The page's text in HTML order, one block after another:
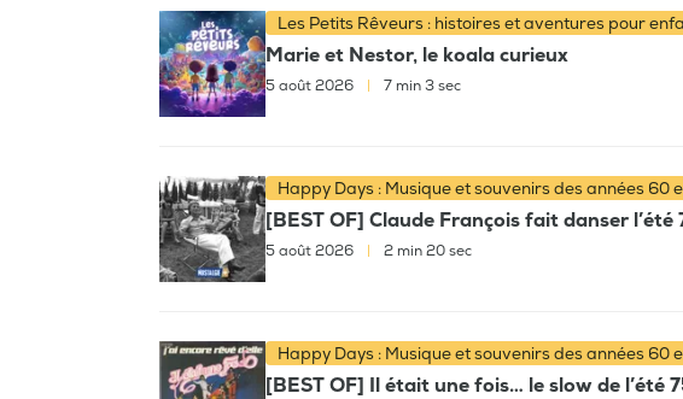
Les Petits Rêveurs : histoires et aventures pour
Marie et Nestor, le koala curieux
5 août 2026 7 min 3 sec
Happy Days : Musique et souvenirs des années 60
[BEST OF] Claude François fait danser l’été
5 août 2026 2 min 20 sec
Happy Days : Musique et souvenirs des années 60
[BEST OF] Il était une fois… le slow de l’été